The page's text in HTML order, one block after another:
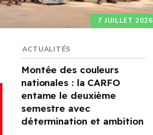
ACTUALITÉS
7 JUILLET 2026
Montée des couleurs
nationales : la CARFO
entame le deuxième
semestre avec
détermination et ambition